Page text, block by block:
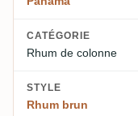
CATÉGORIE
Rhum de colonne
STYLE
Rhum brun